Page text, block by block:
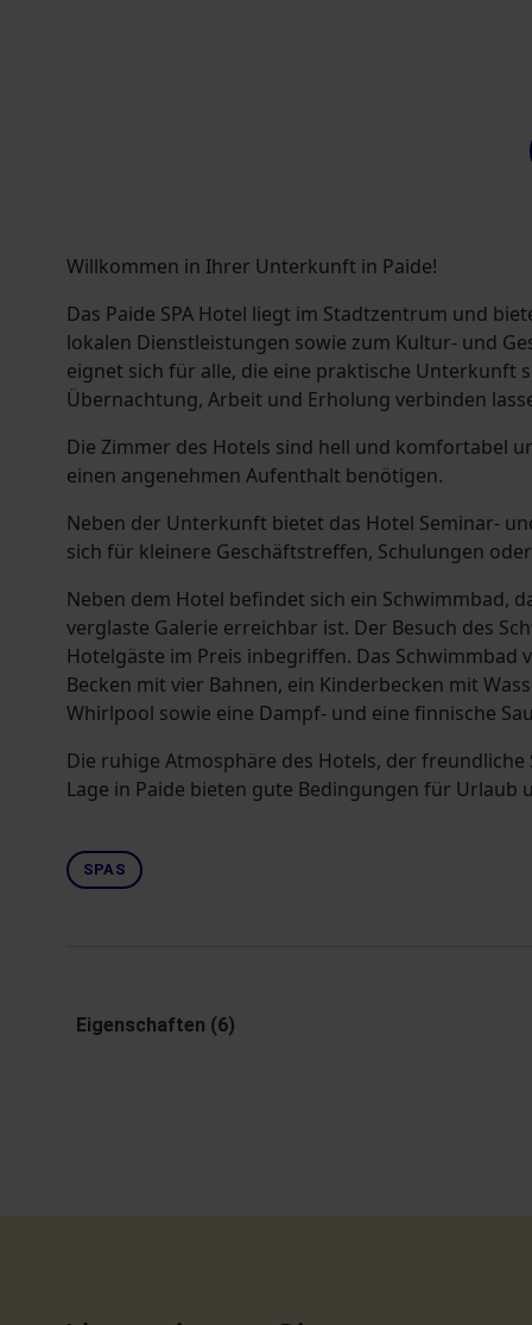
Willkommen in Ihrer Unterkunft in Paide!
Das Paide SPA Hotel liegt im Stadtzentrum und
lokalen Dienstleistungen sowie zum Kultur- und
eignet sich für alle, die eine praktische Unterkunft
Übernachtung, Arbeit und Erholung verbinden
Die Zimmer des Hotels sind hell und komfortabel
einen angenehmen Aufenthalt benötigen.
Neben der Unterkunft bietet das Hotel Seminar-
sich für kleinere Geschäftstreffen, Schulungen
Neben dem Hotel befindet sich ein Schwimmbad,
verglaste Galerie erreichbar ist. Der Besuch des
Hotelgäste im Preis inbegriffen. Das Schwimmbad
Becken mit vier Bahnen, ein Kinderbecken mit
Whirlpool sowie eine Dampf- und eine finnische
Die ruhige Atmosphäre des Hotels, der freundliche
Lage in Paide bieten gute Bedingungen für Urlaub
SPAS
Eigenschaften (6)